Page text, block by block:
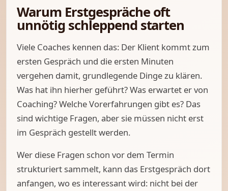
Warum Erstgespräche oft
unnötig schleppend starten
Viele Coaches kennen das: Der Klient kommt zum
ersten Gespräch und die ersten Minuten
vergehen damit, grundlegende Dinge zu klären.
Was hat ihn hierher geführt? Was erwartet er von
Coaching? Welche Vorerfahrungen gibt es? Das
sind wichtige Fragen, aber sie müssen nicht erst
im Gespräch gestellt werden.
Wer diese Fragen schon vor dem Termin
strukturiert sammelt, kann das Erstgespräch dort
anfangen, wo es interessant wird: nicht bei der